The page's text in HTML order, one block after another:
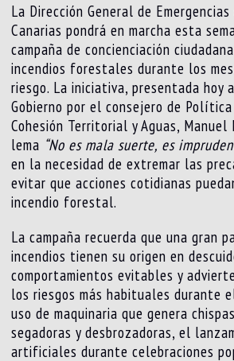
La Dirección General de
Canarias pondrá en marcha esta
campaña de concienciación
incendios forestales durante los
riesgo. La iniciativa, presentada hoy
Gobierno por el consejero de
Cohesión Territorial y Aguas,
lema “No es mala suerte, es
en la necesidad de extremar las
evitar que acciones cotidianas
incendio forestal.
La campaña recuerda que una gran
incendios tienen su origen en
comportamientos evitables y
los riesgos más habituales durante
uso de maquinaria que genera
segadoras y desbrozadoras, el
artificiales durante celebraciones